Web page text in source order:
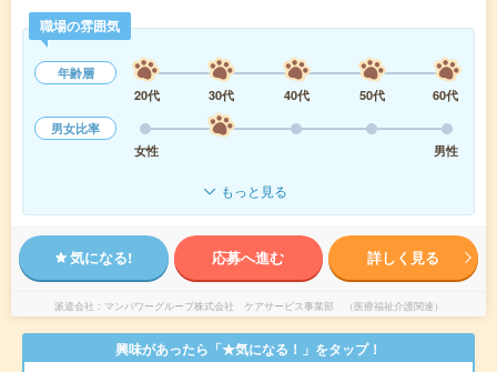
職場の雰囲気
年齢層
20代
30代 40代 50代
60代
男女比率
女性
男性
もっと見る
気になる! 応募へ進む 詳しく見る
派遣会社 マンパワーグループ株式会社 ケアサービス事業部 （医療福祉介護関連）
興味があったら「★気になる！」をタップ！